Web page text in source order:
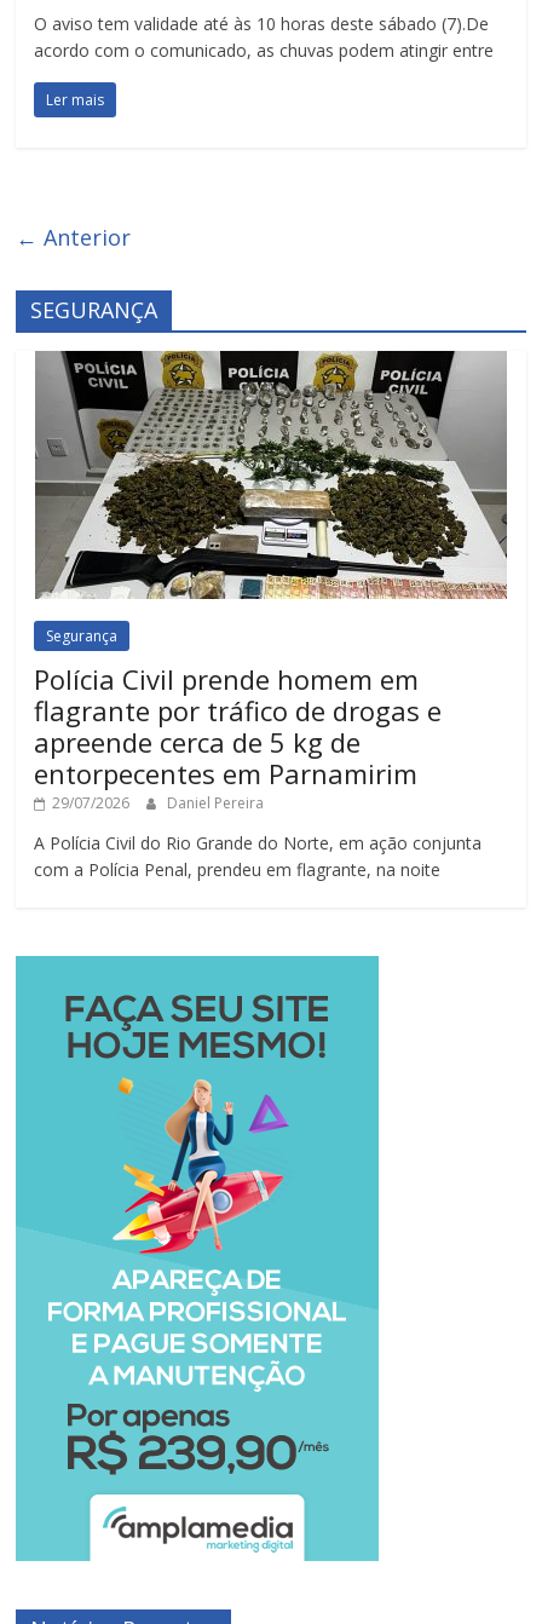
O aviso tem validade até às 10 horas deste sábado (7).De
acordo com o comunicado, as chuvas podem atingir entre
Ler mais
← Anterior
SEGURANÇA
Segurança
Polícia Civil prende homem em
flagrante por tráfico de drogas e
apreende cerca de 5 kg de
entorpecentes em Parnamirim
29/07/2026 Daniel Pereira
A Polícia Civil do Rio Grande do Norte, em ação conjunta
com a Polícia Penal, prendeu em flagrante, na noite